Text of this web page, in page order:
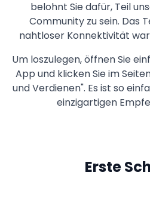
belohnt Sie dafür, Teil
Community zu sein. Das
nahtloser Konnektivität
Um loszulegen, öffnen Sie
App und klicken Sie im
und Verdienen". Es ist so
einzigartigen
Erste